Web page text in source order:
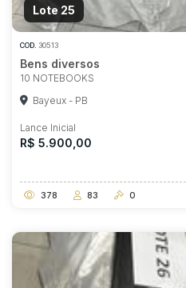
Lote 25
COD. 30513
Bens diversos
10 NOTEBOOKS
Bayeux - PB
Lance Inicial
R$ 5.900,00
378 83 0